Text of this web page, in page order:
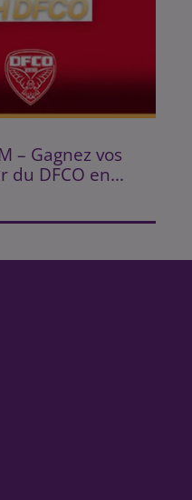
– Gagnez vos
du DFCO en...